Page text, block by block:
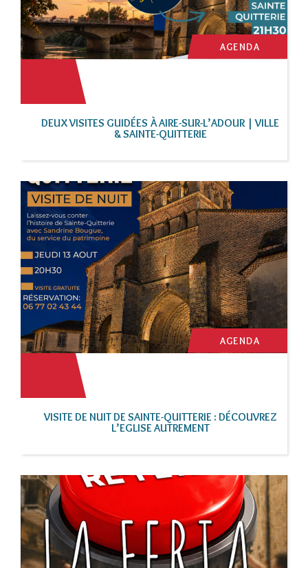
AGENDA
DEUX VISITES GUIDÉES À AIRE-SUR-L’ADOUR | VILLE
& SAINTE-QUITTERIE
AGENDA
VISITE DE NUIT DE SAINTE-QUITTERIE : DÉCOUVREZ
L’EGLISE AUTREMENT